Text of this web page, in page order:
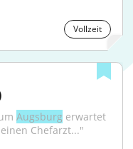
Vollzeit
Augsburg erwartet
Chefarzt..."